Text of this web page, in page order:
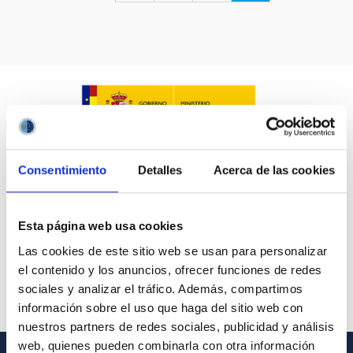
Consentimiento Detalles Acerca de las cookies
Esta página web usa cookies
Las cookies de este sitio web se usan para personalizar
el contenido y los anuncios, ofrecer funciones de redes
sociales y analizar el tráfico. Además, compartimos
información sobre el uso que haga del sitio web con
nuestros partners de redes sociales, publicidad y análisis
web, quienes pueden combinarla con otra información
ASTROFÍSICAS